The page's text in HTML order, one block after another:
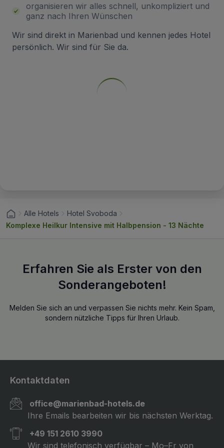
organisieren wir alles schnell, unkompliziert und
ganz nach Ihren Wünschen
Wir sind direkt in Marienbad und kennen jedes Hotel
persönlich. Wir sind für Sie da.
Alle Hotels
Hotel Svoboda
Komplexe Heilkur Intensive mit Halbpension - 13 Nächte
Erfahren Sie als Erster von den
Sonderangeboten!
Melden Sie sich an und verpassen Sie nichts mehr. Kein Spam,
sondern nützliche Tipps für Ihren Urlaub.
Kontaktdaten
office@marienbad-hotels.de
Ihre Emails bearbeiten wir bis nächsten Werktag.
+49 151 2610 3990
Wir sind telefonisch verfügbar – Mo–Fr von